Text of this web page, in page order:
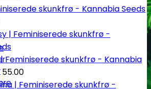
skunkfrø - Kannabia Seeds
Feminiserede skunkfrø - Kannabia
55.00